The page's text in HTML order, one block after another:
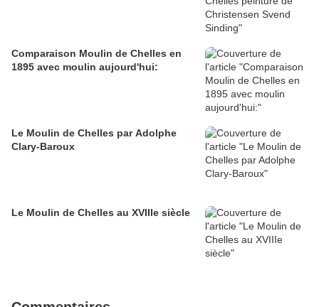
Comparaison Moulin de Chelles en
1895 avec moulin aujourd'hui:
Le Moulin de Chelles par Adolphe
Clary-Baroux
Le Moulin de Chelles au XVIIIe siècle